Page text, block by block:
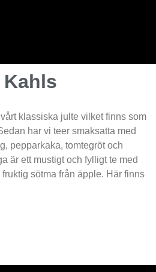
klassiska julte vilket finns som
har vi teer smaksatta med
pepparkaka, tomtegröt och
är ett mustigt och fylligt te med
sötma från äpple. Här finns